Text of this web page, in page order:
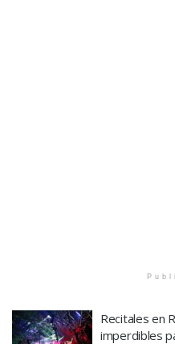
Recitales en
imperdibles